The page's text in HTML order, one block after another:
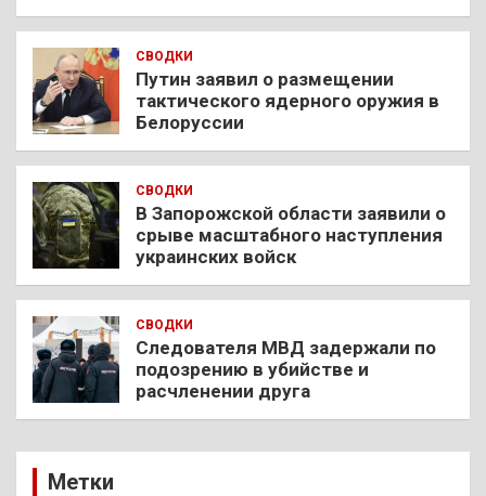
СВОДКИ
Путин заявил о размещении
тактического ядерного оружия в
Белоруссии
СВОДКИ
В Запорожской области заявили о
срыве масштабного наступления
украинских войск
СВОДКИ
Следователя МВД задержали по
подозрению в убийстве и
расчленении друга
Метки